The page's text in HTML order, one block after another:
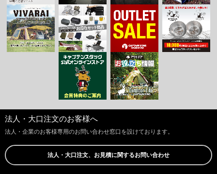
法人・大口注文のお客様へ
法人・企業のお客様専用のお問い合わせ窓口を設けております。
法人・大口注文、お見積に関するお問い合わせ